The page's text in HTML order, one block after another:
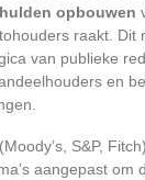
opbouwen
raakt. Dit
van publieke
en
S&P,
aangepast om